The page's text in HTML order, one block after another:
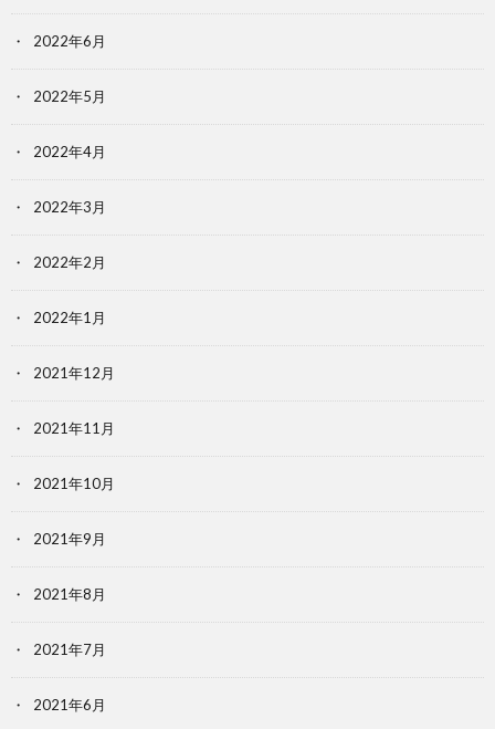
2022年6月
2022年5月
2022年4月
2022年3月
2022年2月
2022年1月
2021年12月
2021年11月
2021年10月
2021年9月
2021年8月
2021年7月
2021年6月